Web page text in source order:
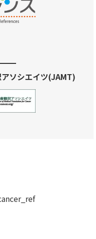
ソシエイツ(JAMT)